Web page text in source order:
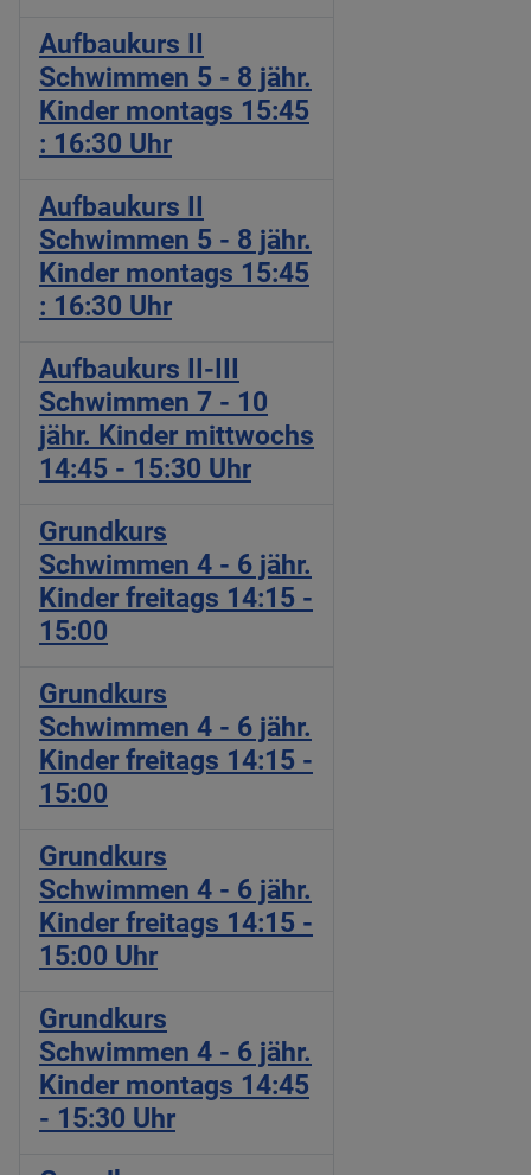
Aufbaukurs II
Schwimmen 5 - 8 jähr.
Kinder montags 15:45
: 16:30 Uhr
Aufbaukurs II
Schwimmen 5 - 8 jähr.
Kinder montags 15:45
: 16:30 Uhr
Aufbaukurs II-III
Schwimmen 7 - 10
jähr. Kinder mittwochs
14:45 - 15:30 Uhr
Grundkurs
Schwimmen 4 - 6 jähr.
Kinder freitags 14:15 -
15:00
Grundkurs
Schwimmen 4 - 6 jähr.
Kinder freitags 14:15 -
15:00
Grundkurs
Schwimmen 4 - 6 jähr.
Kinder freitags 14:15 -
15:00 Uhr
Grundkurs
Schwimmen 4 - 6 jähr.
Kinder montags 14:45
- 15:30 Uhr